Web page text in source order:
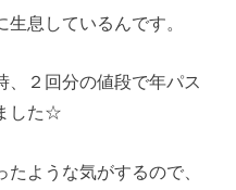
息しているんです。
、２回分の値段で年パス
した☆
ような気がするので、